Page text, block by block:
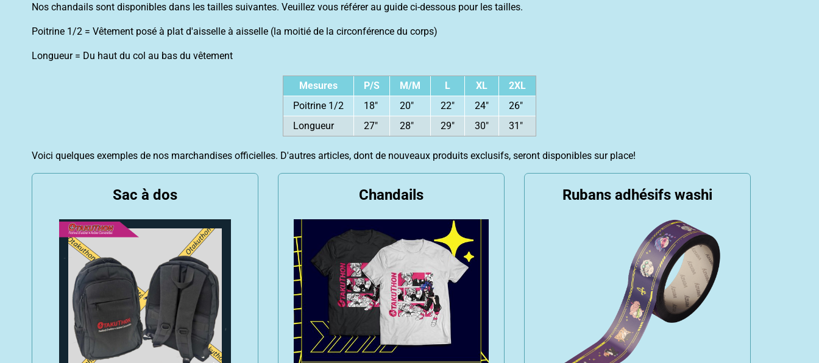
Nos chandails sont disponibles dans les tailles suivantes. Veuillez vous référer au guide ci-dessous pour les tailles.
Poitrine 1/2 = Vêtement posé à plat d'aisselle à aisselle (la moitié de la circonférence du corps)
Longueur = Du haut du col au bas du vêtement
Mesures P/S M/M L XL
2XL
Poitrine 1/2
18" 20" 22" 24"
26"
Longueur
27" 28" 29" 30" 31"
Voici quelques exemples de nos marchandises officielles. D'autres articles, dont de nouveaux produits exclusifs, seront disponibles sur place!
Sac à dos Chandails Rubans adhésifs washi